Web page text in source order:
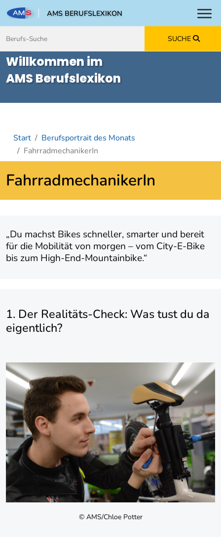
AMS BERUFSLEXIKON
SUCHE
Willkommen im
AMS Berufslexikon
Start
Berufsportrait des Monats
FahrradmechanikerIn
FahrradmechanikerIn
„Du machst Bikes schneller, smarter und bereit
für die Mobilität von morgen – vom City-E-Bike
bis zum High-End-Mountainbike.“
1. Der Realitäts-Check: Was tust du da
eigentlich?
© AMS/Chloe Potter